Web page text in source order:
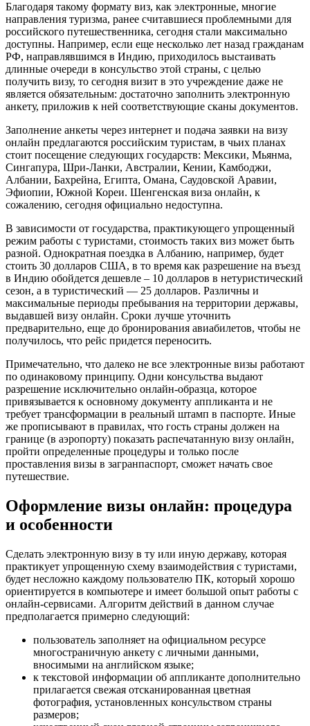
Благодаря такому формату виз, как электронные, многие
направления туризма, ранее считавшиеся проблемными для
российского путешественника, сегодня стали максимально
доступны. Например, если еще несколько лет назад гражданам
РФ, направлявшимся в Индию, приходилось выстаивать
длинные очереди в консульство этой страны, с целью
получить визу, то сегодня визит в это учреждение даже не
является обязательным: достаточно заполнить электронную
анкету, приложив к ней соответствующие сканы документов.
Заполнение анкеты через интернет и подача заявки на визу
онлайн предлагаются российским туристам, в чьих планах
стоит посещение следующих государств: Мексики, Мьянма,
Сингапура, Шри-Ланки, Австралии, Кении, Камбоджи,
Албании, Бахрейна, Египта, Омана, Саудовской Аравии,
Эфиопии, Южной Кореи. Шенгенская виза онлайн, к
сожалению, сегодня официально недоступна.
В зависимости от государства, практикующего упрощенный
режим работы с туристами, стоимость таких виз может быть
разной. Однократная поездка в Албанию, например, будет
стоить 30 долларов США, в то время как разрешение на въезд
в Индию обойдется дешевле – 10 долларов в нетуристический
сезон, а в туристический — 25 долларов. Различны и
максимальные периоды пребывания на территории державы,
выдавшей визу онлайн. Сроки лучше уточнить
предварительно, еще до бронирования авиабилетов, чтобы не
получилось, что рейс придется переносить.
Примечательно, что далеко не все электронные визы работают
по одинаковому принципу. Одни консульства выдают
разрешение исключительно онлайн-образца, которое
привязывается к основному документу аппликанта и не
требует трансформации в реальный штамп в паспорте. Иные
же прописывают в правилах, что гость страны должен на
границе (в аэропорту) показать распечатанную визу онлайн,
пройти определенные процедуры и только после
проставления визы в загранпаспорт, сможет начать свое
путешествие.
Оформление визы онлайн: процедура
и особенности
Сделать электронную визу в ту или иную державу, которая
практикует упрощенную схему взаимодействия с туристами,
будет несложно каждому пользователю ПК, который хорошо
ориентируется в компьютере и имеет большой опыт работы с
онлайн-сервисами. Алгоритм действий в данном случае
предполагается примерно следующий:
пользователь заполняет на официальном ресурсе
многостраничную анкету с личными данными,
вносимыми на английском языке;
к текстовой информации об аппликанте дополнительно
прилагается свежая отсканированная цветная
фотография, установленных консульством страны
размеров;